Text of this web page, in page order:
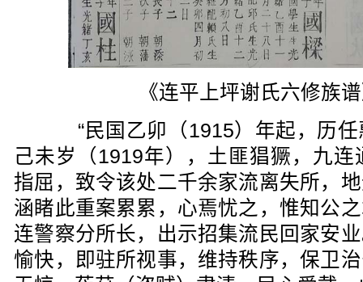
《连平上坪谢氏六修族
“民国乙卯（1915）年起，历任
己未岁（1919年），土匪猖獗，九
指屈，致令该处二千余家流离失所，
涵睹此重案累累，心焉忧之，惟知公
连警察分所长，出示招集流民回家安
愉快，即驻所视事，维持秩序，保卫